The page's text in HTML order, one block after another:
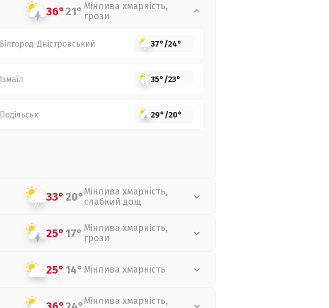
36°21° Мінлива хмарність,
грози
Білгород-Дністровський 37°/24°
Ізмаїл 35°/23°
Подільськ 29°/20°
33°20°Мінлива хмарність,
слабкий дощ
25°17° Мінлива хмарність,
грози
25°14° Мінлива хмарність
Мінлива хмарність,